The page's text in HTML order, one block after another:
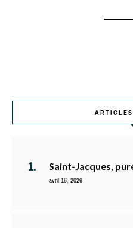
Saint-Jacques,
avril 16, 2026